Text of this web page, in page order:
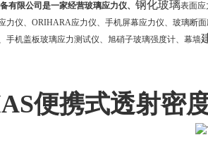
有限公司是一家经营玻璃应力仪、钢化玻璃表面应
力仪、ORIHARA应力仪、手机屏幕应力仪、玻璃断
手机盖板玻璃应力测试仪、旭硝子玻璃强度计、幕墙
便携式透射密